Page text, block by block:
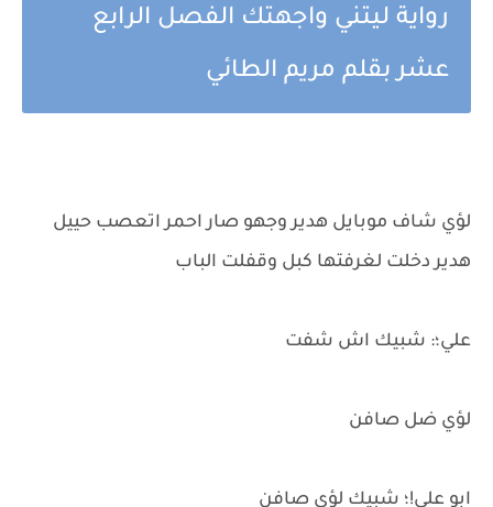
رواية ليتني واجهتك الفصل الرابع
عشر بقلم مريم الطائي
لؤي شاف موبايل هدير وجهو صار احمر اتعصب حييل
هدير دخلت لغرفتها كبل وقفلت الباب
علي؛: شبيك اش شفت
لؤي ضل صافن
ابو علي!؛ شبيك لؤي صافن